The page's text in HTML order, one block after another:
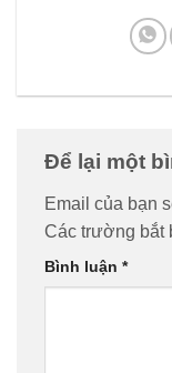
Để lại một
Email của bạn
Các trường bắt
Bình luận *